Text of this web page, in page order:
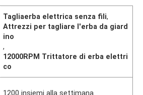
Tagliaerba elettrica senza fili,
Attrezzi per tagliare l'erba da giard
ino
,
12000RPM Trittatore di erba elettri
co
1200 insiemi alla settimana